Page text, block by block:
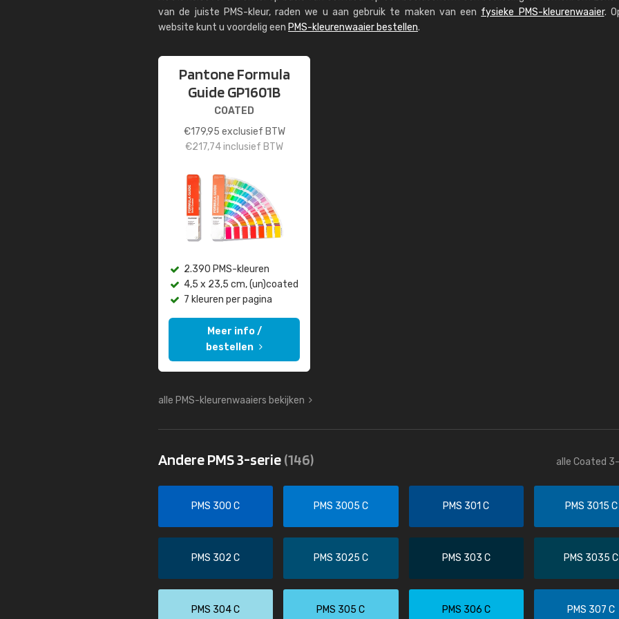
van de juiste PMS-kleur, raden we u aan gebruik te maken van een fysieke PMS-kleurenwaaier.
website kunt u voordelig een PMS-kleurenwaaier bestellen.
Pantone Formula
Guide GP1601B
COATED
€179,95 exclusief BTW
€217,74inclusief BTW
2.390 PMS-kleuren
4,5 x 23,5 cm, (un)coated
7 kleuren per pagina
Meer info /
bestellen
alle PMS-kleurenwaaiers bekijken
Andere PMS 3-serie(146) alle Coated
PMS 300 C PMS 3005 C PMS 301 C PMS 3015 C
PMS 302 C PMS 3025 C PMS 303 C PMS 3035 C
PMS 304 C PMS 305 C PMS 306 C PMS 307 C